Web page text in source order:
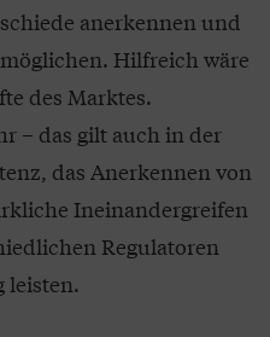
anerkennen und
Hilfreich wäre
des Marktes.
– das gilt auch in der
das Anerkennen von
Ineinandergreifen
Regulatoren
leisten.